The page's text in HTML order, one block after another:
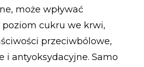
może wpływać
poziom cukru we krwi,
przeciwbólowe,
i antyoksydacyjne. Samo